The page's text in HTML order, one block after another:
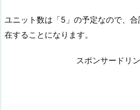
ユニット数は「5」の予定なので、
在することになります。
スポンサードリ